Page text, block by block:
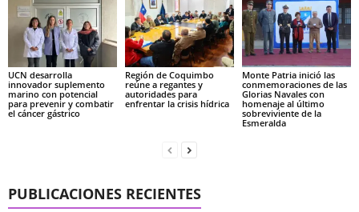
UCN desarrolla
innovador suplemento
marino con potencial
para prevenir y combatir
el cáncer gástrico
Región de Coquimbo
reúne a regantes y
autoridades para
enfrentar la crisis hídrica
Monte Patria inició las
conmemoraciones de las
Glorias Navales con
homenaje al último
sobreviviente de la
Esmeralda
PUBLICACIONES RECIENTES